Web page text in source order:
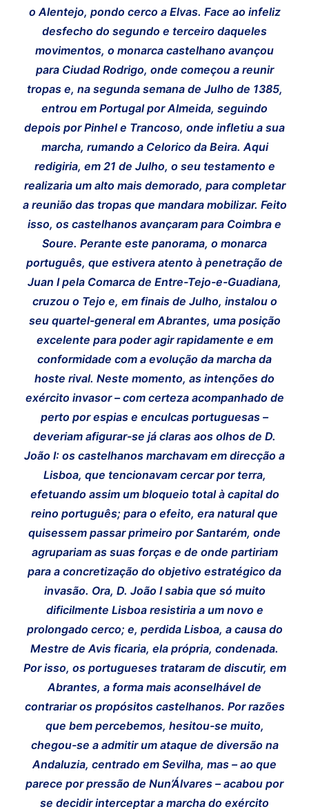
o Alentejo, pondo cerco a Elvas. Face ao infeliz
desfecho do segundo e terceiro daqueles
movimentos, o monarca castelhano avançou
para Ciudad Rodrigo, onde começou a reunir
tropas e, na segunda semana de Julho de 1385,
entrou em Portugal por Almeida, seguindo
depois por Pinhel e Trancoso, onde infletiu a sua
marcha, rumando a Celorico da Beira. Aqui
redigiria, em 21 de Julho, o seu testamento e
realizaria um alto mais demorado, para completar
a reunião das tropas que mandara mobilizar. Feito
isso, os castelhanos avançaram para Coimbra e
Soure. Perante este panorama, o monarca
português, que estivera atento à penetração de
Juan I pela Comarca de Entre-Tejo-e-Guadiana,
cruzou o Tejo e, em finais de Julho, instalou o
seu quartel-general em Abrantes, uma posição
excelente para poder agir rapidamente e em
conformidade com a evolução da marcha da
hoste rival. Neste momento, as intenções do
exército invasor – com certeza acompanhado de
perto por espias e enculcas portuguesas –
deveriam afigurar-se já claras aos olhos de D.
João I: os castelhanos marchavam em direcção a
Lisboa, que tencionavam cercar por terra,
efetuando assim um bloqueio total à capital do
reino português; para o efeito, era natural que
quisessem passar primeiro por Santarém, onde
agrupariam as suas forças e de onde partiriam
para a concretização do objetivo estratégico da
invasão. Ora, D. João I sabia que só muito
dificilmente Lisboa resistiria a um novo e
prolongado cerco; e, perdida Lisboa, a causa do
Mestre de Avis ficaria, ela própria, condenada.
Por isso, os portugueses trataram de discutir, em
Abrantes, a forma mais aconselhável de
contrariar os propósitos castelhanos. Por razões
que bem percebemos, hesitou-se muito,
chegou-se a admitir um ataque de diversão na
Andaluzia, centrado em Sevilha, mas – ao que
parece por pressão de Nun’Álvares – acabou por
se decidir interceptar a marcha do exército